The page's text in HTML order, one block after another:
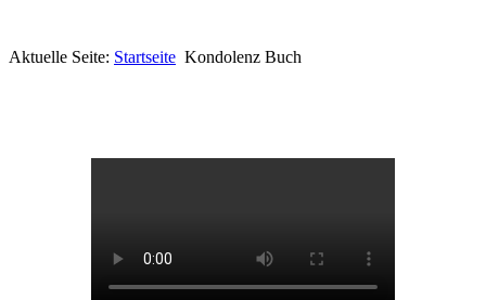
Aktuelle Seite: Startseite Kondolenz Buch